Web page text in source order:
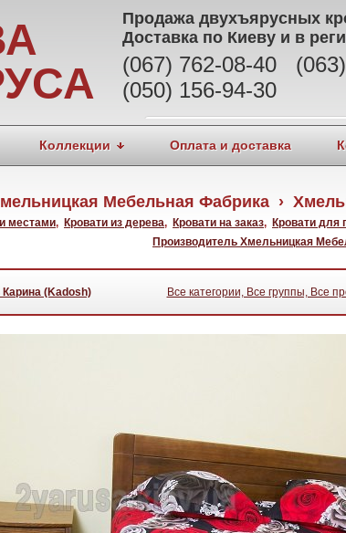
Продажа двухъярусных
Доставка по Киеву и в
(067) 762-08-40
(050) 156-94-30
Коллекции Оплата и доставка
Мебельная Фабрика ›
местами, Кровати из дерева, Кровати на заказ, Кровати для
Производитель Хмельницкая
(Kadosh) Все категории, Все группы, Все